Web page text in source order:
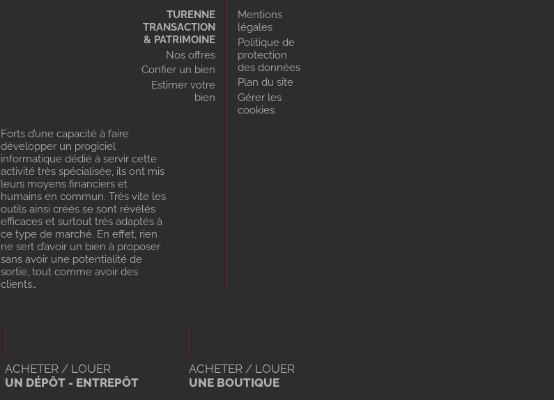
TURENNE
TRANSACTION
& PATRIMOINE
Nos offres
Confier un bien
Estimer votre
bien
Mentions
légales
Politique de
protection
des données
Plan du site
Gérer les
cookies
Forts d’une capacité à faire
développer un progiciel
informatique dédié à servir cette
activité très spécialisée, ils ont mis
leurs moyens financiers et
humains en commun. Très vite les
outils ainsi créés se sont révélés
efficaces et surtout très adaptés à
ce type de marché. En effet, rien
ne sert d’avoir un bien à proposer
sans avoir une potentialité de
sortie, tout comme avoir des
clients…
ACHETER / LOUER
UN DÉPÔT - ENTREPÔT
ACHETER / LOUER
UNE BOUTIQUE